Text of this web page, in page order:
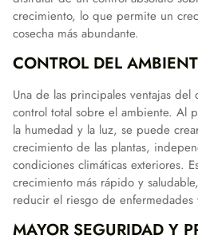
crecimiento, lo que permite un
cosecha más abundante.
CONTROL DEL
Una de las principales ventajas
control total sobre el ambiente. Al
la humedad y la luz, se puede
crecimiento de las plantas,
condiciones climáticas exteriores.
crecimiento más rápido y
reducir el riesgo de enfermedades
MAYOR SEGURIDAD Y